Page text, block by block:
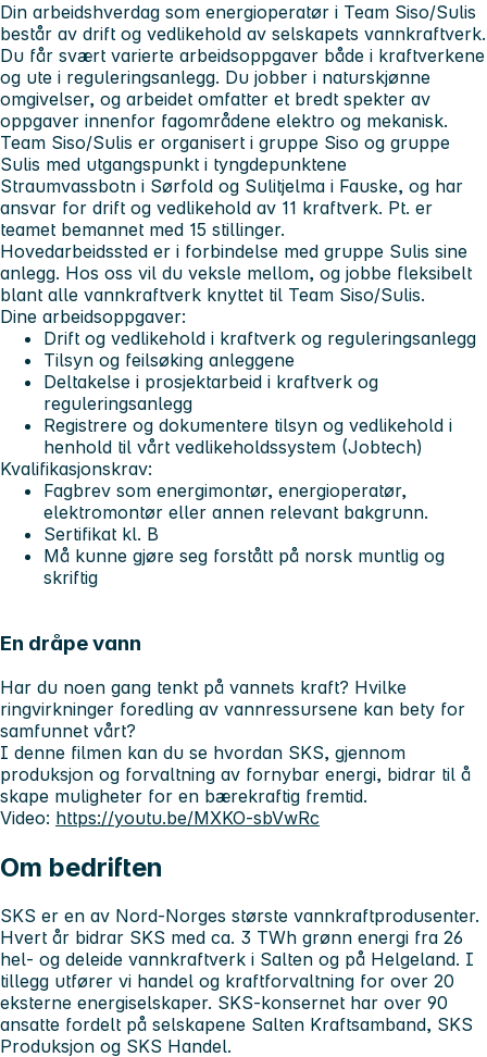
Din arbeidshverdag som energioperatør i Team Siso/Sulis
består av drift og vedlikehold av selskapets vannkraftverk.
Du får svært varierte arbeidsoppgaver både i kraftverkene
og ute i reguleringsanlegg. Du jobber i naturskjønne
omgivelser, og arbeidet omfatter et bredt spekter av
oppgaver innenfor fagområdene elektro og mekanisk.
Team Siso/Sulis er organisert i gruppe Siso og gruppe
Sulis med utgangspunkt i tyngdepunktene
Straumvassbotn i Sørfold og Sulitjelma i Fauske, og har
ansvar for drift og vedlikehold av 11 kraftverk. Pt. er
teamet bemannet med 15 stillinger.
Hovedarbeidssted er i forbindelse med gruppe Sulis sine
anlegg. Hos oss vil du veksle mellom, og jobbe fleksibelt
blant alle vannkraftverk knyttet til Team Siso/Sulis.
Dine arbeidsoppgaver:
Drift og vedlikehold i kraftverk og reguleringsanlegg
Tilsyn og feilsøking anleggene
Deltakelse i prosjektarbeid i kraftverk og
reguleringsanlegg
Registrere og dokumentere tilsyn og vedlikehold i
henhold til vårt vedlikeholdssystem (Jobtech)
Kvalifikasjonskrav:
Fagbrev som energimontør, energioperatør,
elektromontør eller annen relevant bakgrunn.
Sertifikat kl. B
Må kunne gjøre seg forstått på norsk muntlig og
skriftig
En dråpe vann
Har du noen gang tenkt på vannets kraft? Hvilke
ringvirkninger foredling av vannressursene kan bety for
samfunnet vårt?
I denne filmen kan du se hvordan SKS, gjennom
produksjon og forvaltning av fornybar energi, bidrar til å
skape muligheter for en bærekraftig fremtid.
Video: https://youtu.be/MXKO-sbVwRc
Om bedriften
SKS er en av Nord-Norges største vannkraftprodusenter.
Hvert år bidrar SKS med ca. 3 TWh grønn energi fra 26
hel- og deleide vannkraftverk i Salten og på Helgeland. I
tillegg utfører vi handel og kraftforvaltning for over 20
eksterne energiselskaper. SKS-konsernet har over 90
ansatte fordelt på selskapene Salten Kraftsamband, SKS
Produksjon og SKS Handel.